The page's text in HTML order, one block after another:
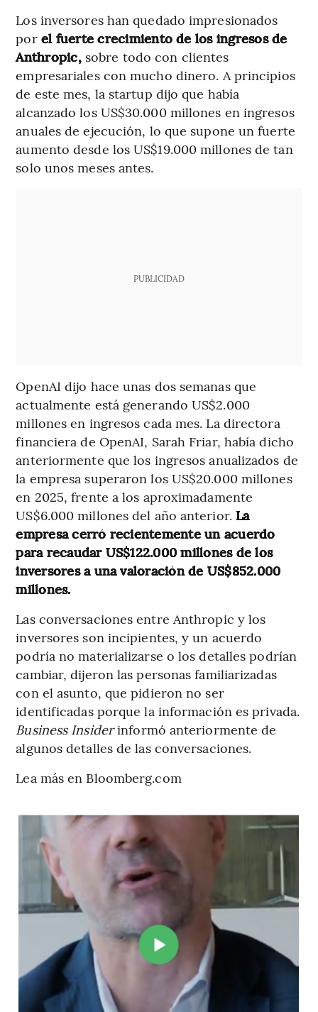
Los inversores han quedado impresionados
porel fuerte crecimiento de los ingresos de
Anthropic, sobre todo con clientes
empresariales con mucho dinero. A principios
de este mes, la startup dijo que había
alcanzado los US$30.000 millones en ingresos
anuales de ejecución, lo que supone un fuerte
aumento desde los US$19.000 millones de tan
solo unos meses antes.
PUBLICIDAD
OpenAI dijo hace unas dos semanas que
actualmente está generando US$2.000
millones en ingresos cada mes. La directora
financiera de OpenAI, Sarah Friar, había dicho
anteriormente que los ingresos anualizados de
la empresa superaron los US$20.000 millones
en 2025, frente a los aproximadamente
US$6.000 millones del año anterior.La
empresa cerró recientemente un acuerdo
para recaudar US$122.000 millones de los
inversores a una valoración de US$852.000
millones.
Las conversaciones entre Anthropic y los
inversores son incipientes, y un acuerdo
podría no materializarse o los detalles podrían
cambiar, dijeron las personas familiarizadas
con el asunto, que pidieron no ser
identificadas porque la información es privada.
Business Insiderinformó anteriormente de
algunos detalles de las conversaciones.
Lea más en Bloomberg.com